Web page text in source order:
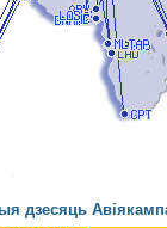
дзесяць